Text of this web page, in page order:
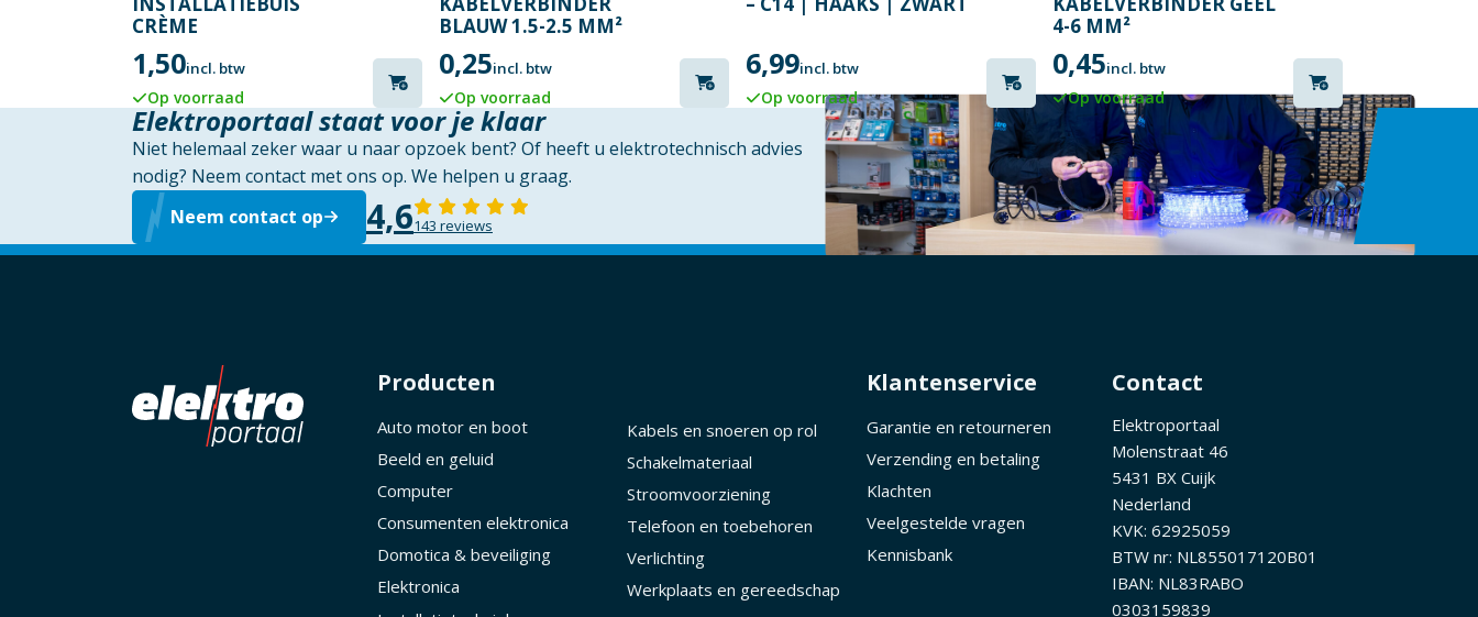
CRÈME
1,50incl. btw
Op voorraad
BLAUW 1.5-2.5 MM²
0,25incl. btw
Op voorraad
6,99incl. btw
Op voorraad
4-6 MM²
0,45incl. btw
Op voorraad
Elektroportaal staat voor je klaar
Niet helemaal zeker waar u naar opzoek bent? Of heeft u elektrotechnisch advies
nodig? Neem contact met ons op. We helpen u graag.
Neem contact op
4,6143 reviews
Producten
Auto motor en boot
Beeld en geluid
Computer
Consumenten elektronica
Domotica & beveiliging
Elektronica
Kabels en snoeren op rol
Schakelmateriaal
Stroomvoorziening
Telefoon en toebehoren
Verlichting
Werkplaats en gereedschap
Klantenservice
Garantie en retourneren
Verzending en betaling
Klachten
Veelgestelde vragen
Kennisbank
Contact
Elektroportaal
Molenstraat 46
5431 BX Cuijk
Nederland
KVK: 62925059
BTW nr: NL855017120B01
IBAN: NL83RABO
0303159839